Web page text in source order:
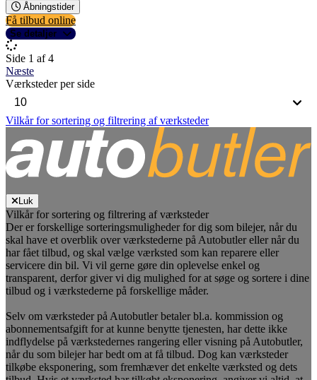
Åbningstider
Få tilbud online
Se detaljer
Side 1 af 4
Næste
Værksteder per side
Vilkår for sortering og filtrering af værksteder
Luk
Vilkår for sortering og filtrering af værksteder
Der er forskellige sorteringsmuligheder for dig som bilejer, når du
skal have et overblik over værkstederne på Autobutler eller når du
har fået tilbud, og skal vælge værksted som kan reparere eller
servicere din bil. Vi vil gerne gøre din oplevelse enkel og
transparent, derfor giver vi dig mulighed for at søge og sortere i dine
tilbud og i værkstederne på forskellige måder.
Selv om værksteder på Autobutler betaler bl.a. kommission og
abonnementsafgift for at kunne benytte tjenesten, har dette ikke
indflydelse på værkstedernes rangering eller visning på Autobutler,
når du som bilejer har bedt om at få tilbud. Dog kan værksteder
tilkøbe eksponering, som fremhæver det enkelte værksted og dets